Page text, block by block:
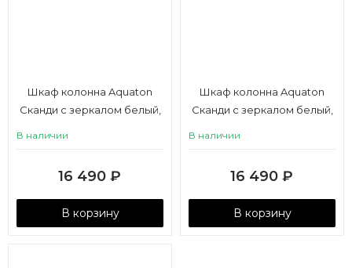
Шкаф колонна Aquaton
Сканди с зеркалом белый,
В наличии
16 490 ₽
В корзину
Шкаф колонна Aquaton
Сканди с зеркалом белый,
В наличии
16 490 ₽
В корзину